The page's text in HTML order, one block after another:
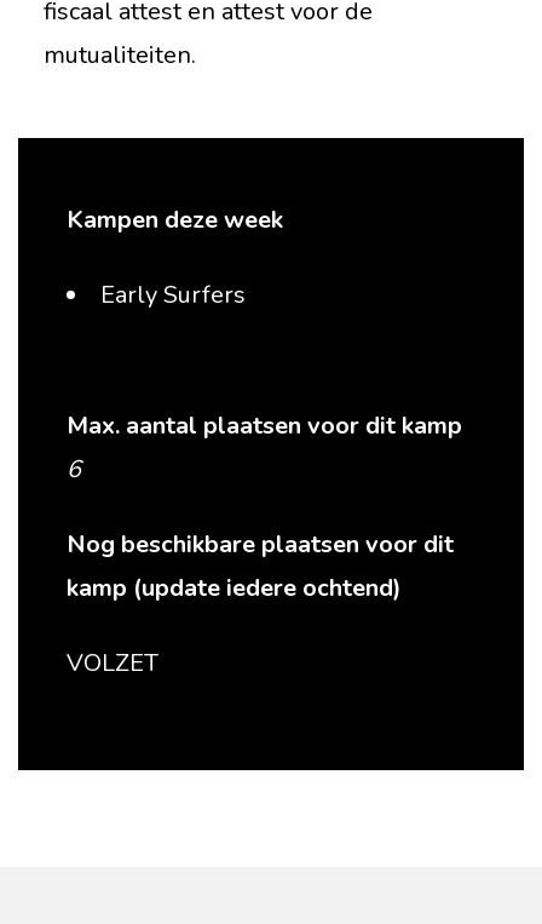
fiscaal attest en attest voor de
mutualiteiten.
Kampen deze week
Early Surfers
Max. aantal plaatsen voor dit kamp
6
Nog beschikbare plaatsen voor dit
kamp (update iedere ochtend)
VOLZET